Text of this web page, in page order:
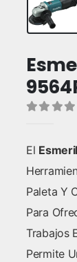
El
Paleta Y
Para
Trabajos
Permite